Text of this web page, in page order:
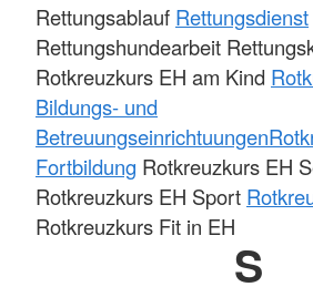
Rettungsablauf Rettungsdienst
Rettungshundearbeit
Rotkreuzkurs EH am Kind
Bildungs- und
Betreuungseinrichtuungen
Fortbildung Rotkreuzkurs EH
Rotkreuzkurs EH Sport
Rotkreuzkurs Fit in EH
S